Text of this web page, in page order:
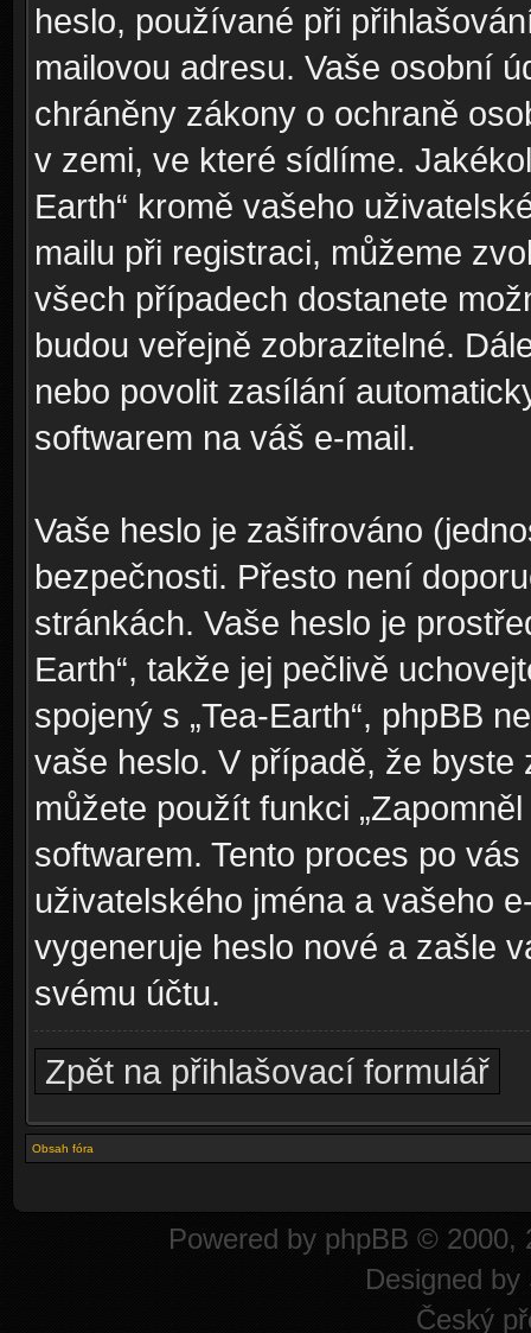
heslo, používané při
mailovou adresu. Vaše osobní
chráněny zákony o ochraně
v zemi, ve které sídlíme.
Earth“ kromě vašeho
mailu při registraci, můžeme
všech případech dostanete
budou veřejně zobrazitelné.
nebo povolit zasílání
softwarem na váš e-mail.
Vaše heslo je zašifrováno
bezpečnosti. Přesto není
stránkách. Vaše heslo je
Earth“, takže jej pečlivě
spojený s „Tea-Earth“, phpBB
vaše heslo. V případě, že
můžete použít funkci
softwarem. Tento proces po
uživatelského jména a vašeho
vygeneruje heslo nové a zašle
svému účtu.
Zpět na přihlašovací formulář
Obsah fóra
Powered by phpBB © 2000,
Designed by
Český